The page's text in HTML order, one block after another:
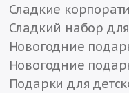
Сладкие
Сладкий набор
Новогодние
Новогодние
Подарки для